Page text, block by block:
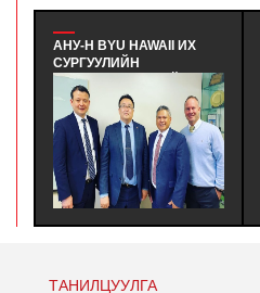
АНУ-Н BYU HAWAII ИХ
СУРГУУЛИЙН
ТӨЛӨӨЛӨГЧИДТЭЙ
УУЛЗАЛТ ХИЙВ - АНУ-Н
BYU HAWAII ИХ
СУРГУУЛИЙН ЭЛСЭЛТ БА
ТӨГСӨЛТИЙН ДАРААХ
КАРЬЕР, ХАМТЫН
АЖИЛЛАГАА ХАРИУЦСАН
ТӨЛӨӨЛӨГЧИДТЭЙ
ТАНИЛЦУУЛГА